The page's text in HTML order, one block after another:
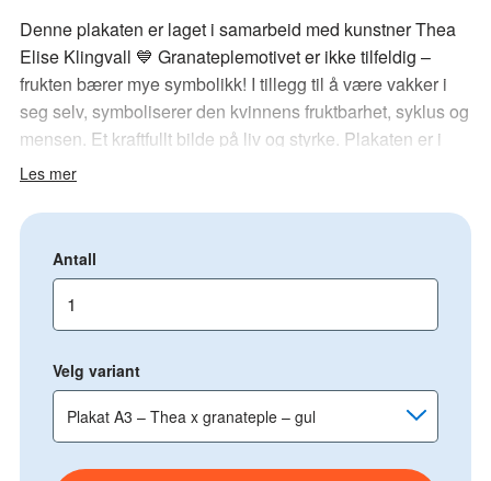
Denne plakaten er laget i samarbeid med kunstner Thea
Elise Klingvall 💙 Granateplemotivet er ikke tilfeldig –
frukten bærer mye symbolikk! I tillegg til å være vakker i
seg selv, symboliserer den kvinnens fruktbarhet, syklus og
mensen. Et kraftfullt bilde på liv og styrke. Plakaten er i
størrelse A3.
– Jeg ville gjøre dette symbolsk veldig sterkt. For vi er
symbolikken som tar lenger tid å tolke, glemmes, sier
har eller har hatt. Likevel er den fortsatt omgitt av skam,
tabu og diskriminering.
Også her hjemme kan vi kjenne oss igjen. Menssmerter
Les mer
Antall
Velg variant